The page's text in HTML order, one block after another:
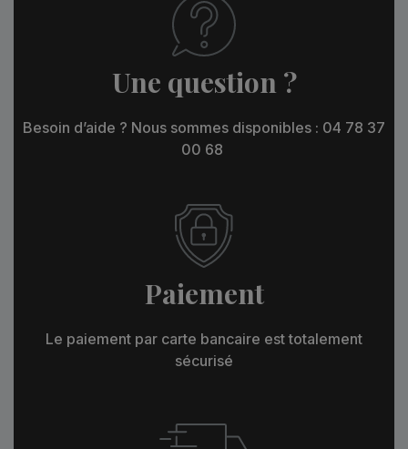
Une question ?
Besoin d’aide ? Nous sommes disponibles : 04 78 37
00 68
Paiement
Le paiement par carte bancaire est totalement
sécurisé